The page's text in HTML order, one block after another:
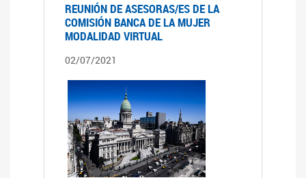
REUNIÓN DE ASESORAS/ES DE LA
COMISIÓN BANCA DE LA MUJER
MODALIDAD VIRTUAL
02/07/2021